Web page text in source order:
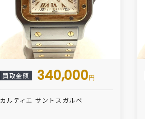
買取金額 340,000円
カルティエ サントスガルベ